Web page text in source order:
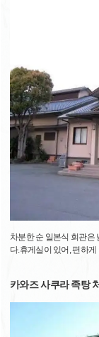
차분한 순 일본식 회관은
다.휴게실이 있어, 편하게
카와즈 사쿠라 족탕 처